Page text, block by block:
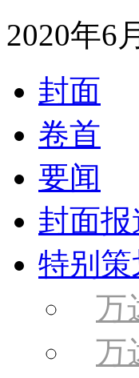
2020年6月
封面
卷首
要闻
封面报
特别策
万
万